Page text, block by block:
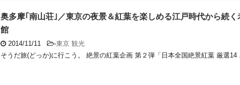
奥多摩｢南山荘｣／東京の夜景＆紅葉を楽しめる江戸時代から続く
館
2014/11/11 -東京 観光
そうだ旅(どっか)に行こう。 絶景の紅葉企画 第２弾「日本全国絶景紅葉 厳選14